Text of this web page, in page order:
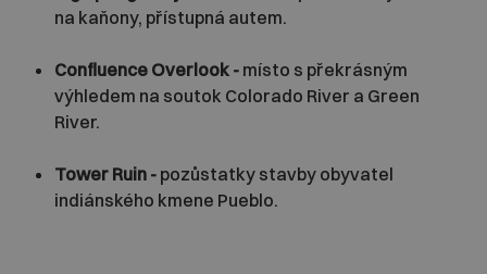
na kaňony, přístupná autem.
Confluence Overlook - místo s překrásným
výhledem na soutok Colorado River a Green
River.
Tower Ruin - pozůstatky stavby obyvatel
indiánského kmene Pueblo.